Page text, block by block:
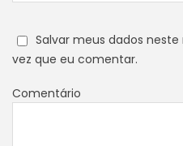
Salvar meus dados
vez que eu comentar.
Comentário